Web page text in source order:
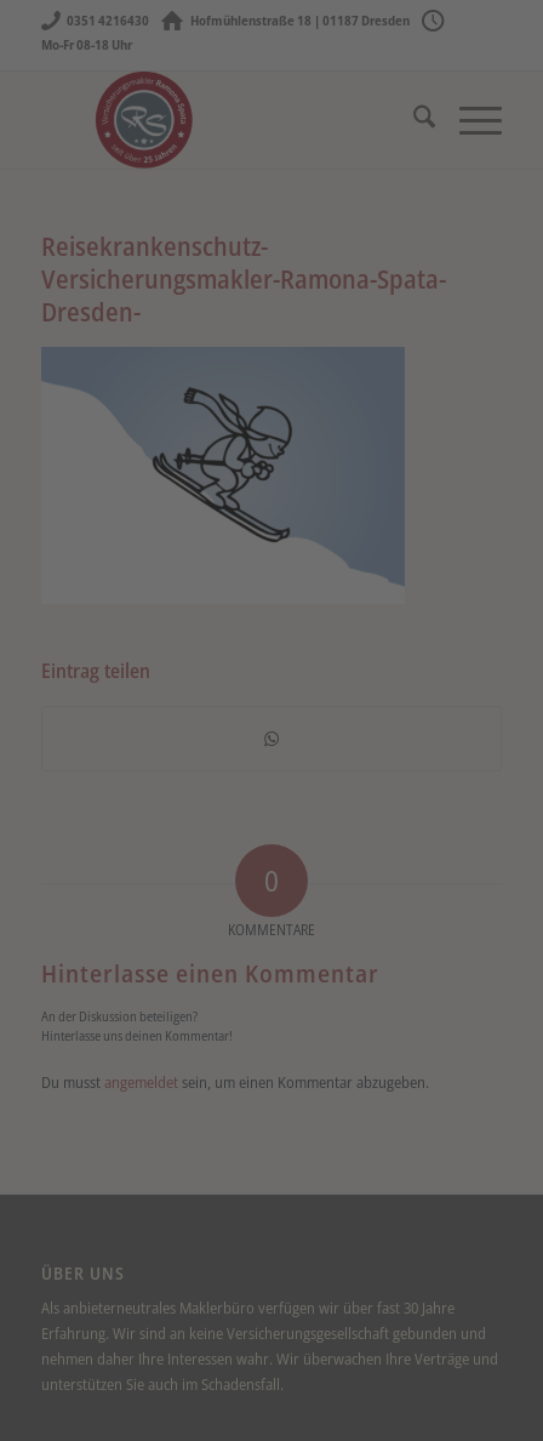
0351 4216430
Hofmühlenstraße 18 | 01187 Dresden
Mo-Fr 08-18 Uhr
Reisekrankenschutz-
Versicherungsmakler-Ramona-Spata-
Dresden-
Eintrag teilen
0
KOMMENTARE
Hinterlasse einen Kommentar
An der Diskussion beteiligen?
Hinterlasse uns deinen Kommentar!
Du musst angemeldetsein, um einen Kommentar abzugeben.
ÜBER UNS
Als anbieterneutrales Maklerbüro verfügen wir über fast 30 Jahre
Erfahrung. Wir sind an keine Versicherungsgesellschaft gebunden und
nehmen daher Ihre Interessen wahr. Wir überwachen Ihre Verträge und
unterstützen Sie auch im Schadensfall.